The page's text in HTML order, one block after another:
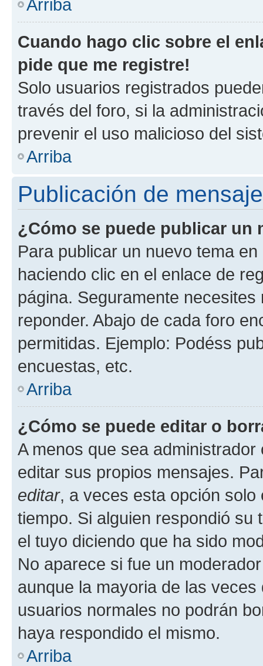
Arriba
Cuando hago clic sobre el
pide que me registre!
Solo usuarios registrados
través del foro, si la
prevenir el uso malicioso del
Arriba
Publicación de
¿Cómo se puede publicar un
Para publicar un nuevo tema
haciendo clic en el enlace de
página. Seguramente
reponder. Abajo de cada foro
permitidas. Ejemplo: Podéss
encuestas, etc.
Arriba
¿Cómo se puede editar o
A menos que sea
editar sus propios mensajes.
editar, a veces esta opción
tiempo. Si alguien respondió
el tuyo diciendo que ha sido
No aparece si fue un
aunque la mayoria de las
usuarios normales no podrán
haya respondido el mismo.
Arriba